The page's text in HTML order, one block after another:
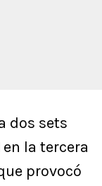
dos sets
la tercera
provocó